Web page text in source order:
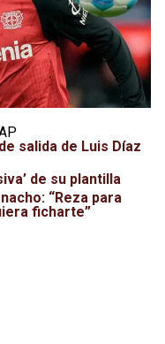
salida de Luis Díaz
de su plantilla
“Reza para
ficharte”